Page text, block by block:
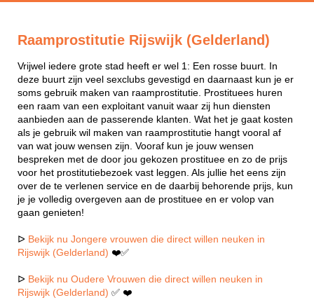
Raamprostitutie Rijswijk (Gelderland)
Vrijwel iedere grote stad heeft er wel 1: Een rosse buurt. In
deze buurt zijn veel sexclubs gevestigd en daarnaast kun je er
soms gebruik maken van raamprostitutie. Prostituees huren
een raam van een exploitant vanuit waar zij hun diensten
aanbieden aan de passerende klanten. Wat het je gaat kosten
als je gebruik wil maken van raamprostitutie hangt vooral af
van wat jouw wensen zijn. Vooraf kun je jouw wensen
bespreken met de door jou gekozen prostituee en zo de prijs
voor het prostitutiebezoek vast leggen. Als jullie het eens zijn
over de te verlenen service en de daarbij behorende prijs, kun
je je volledig overgeven aan de prostituee en er volop van
gaan genieten!
ᐅ Bekijk nu Jongere vrouwen die direct willen neuken in
Rijswijk (Gelderland) ❤️✅
ᐅ Bekijk nu Oudere Vrouwen die direct willen neuken in
Rijswijk (Gelderland) ✅ ❤️